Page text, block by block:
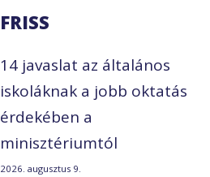
FRISS
14 javaslat az általános
iskoláknak a jobb oktatás
érdekében a
minisztériumtól
2026. augusztus 9.